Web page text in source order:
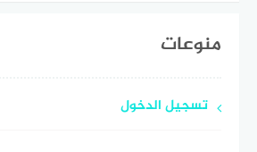
منوعات
تسجيل الدخول